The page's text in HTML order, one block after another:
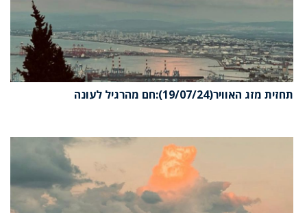
תחזית מזג האוויר(19/07/24):חם מהרגיל לעונה